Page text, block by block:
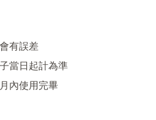
有誤差
當日起計為準
內使用完畢